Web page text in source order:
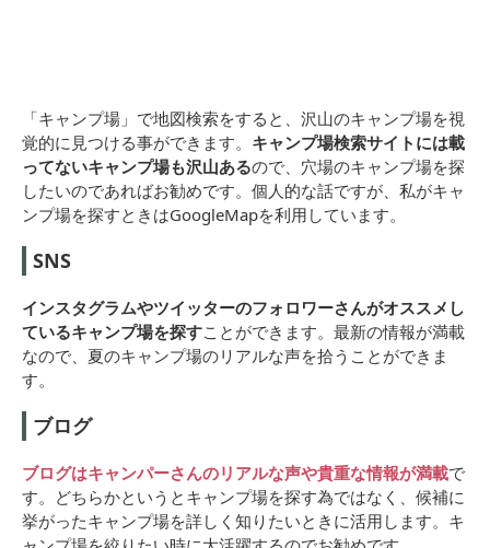
「キャンプ場」で地図検索をすると、沢山のキャンプ場を視
覚的に見つける事ができます。 キャンプ場検索サイトには載
ってないキャンプ場も沢山あるので、穴場のキャンプ場を探
したいのであればお勧めです。個人的な話ですが、私がキャ
ンプ場を探すときはGoogleMapを利用しています。
SNS
インスタグラムやツイッターのフォロワーさんがオススメし
ているキャンプ場を探すことができます。最新の情報が満載
なので、夏のキャンプ場のリアルな声を拾うことができま
す。
ブログ
ブログはキャンパーさんのリアルな声や貴重な情報が満載で
す。どちらかというとキャンプ場を探す為ではなく、候補に
挙がったキャンプ場を詳しく知りたいときに活用します。キ